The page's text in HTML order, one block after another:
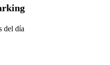
del día